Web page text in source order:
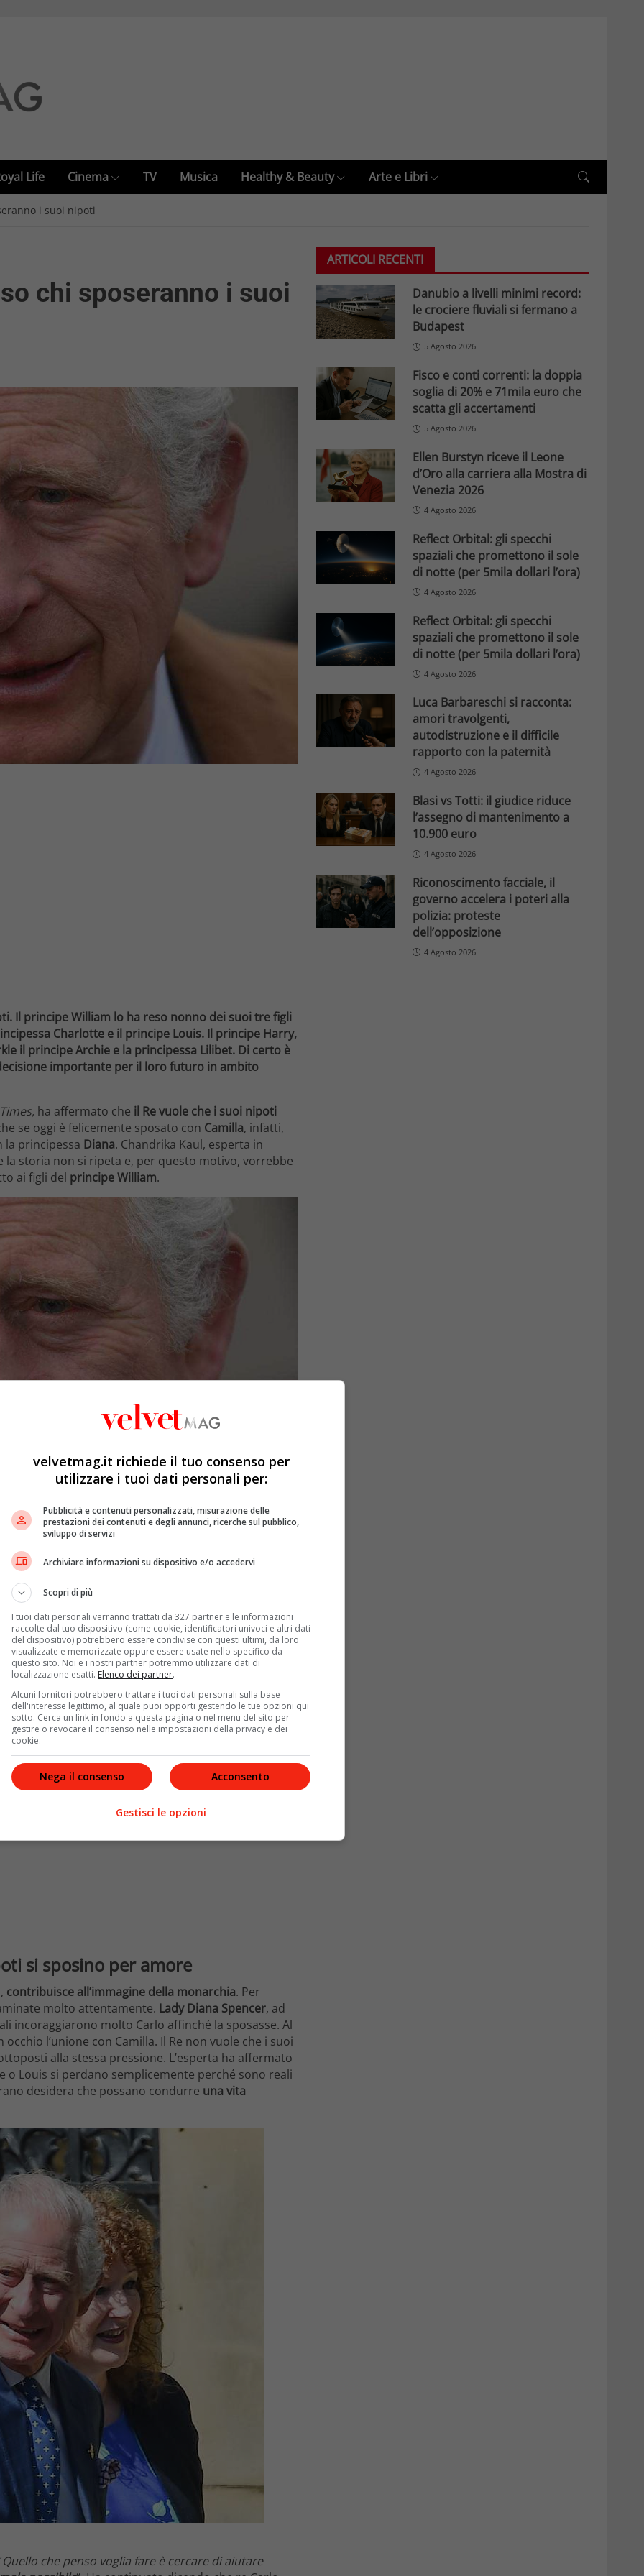
Life Cinema TV Musica Healthy & Beauty Arte e Libri
i suoi nipoti
chi sposeranno i suoi
Il principe William lo ha reso nonno dei suoi tre figli
Charlotte e il principe Louis. Il principe Harry,
il principe Archie e la principessa Lilibet. Di certo è
importante per il loro futuro in ambito
ha affermato che il Re vuole che i suoi nipoti
se oggi è felicemente sposato con Camilla, infatti,
la principessa Diana. Chandrika Kaul, esperta in
storia non si ripeta e, per questo motivo, vorrebbe
ai figli del principe William.
sui matrimoni reali, che devono esseresempre
rifiutare alcune unioni all’interno della sua
incontrò e si innamorò di Camilla Shand negli Anni
la principessa Diana e Andrew Parker
nulla di buono e i due continuarono ad avere
Carlo III, dunque,sarebbe determinato ad evitare per i
si sposino per amore
contribuisce all’immagine della monarchia. Per
molto attentamente. Lady Diana Spencer, ad
incoraggiarono molto Carlo affinché la sposasse. Al
l’unione con Camilla. Il Re non vuole che i suoi
alla stessa pressione. L’esperta ha affermato
o Louis si perdano semplicemente perché sono reali
desidera che possano condurre una vita
Quello che penso voglia fare è cercare di aiutare
ARTICOLI RECENTI
Danubio a livelli minimi record:
le crociere fluviali si fermano a
Budapest
5 Agosto 2026
Fisco e conti correnti: la doppia
soglia di 20% e 71mila euro che
scatta gli accertamenti
5 Agosto 2026
Ellen Burstyn riceve il Leone
d’Oro alla carriera alla Mostra di
Venezia 2026
4 Agosto 2026
Reflect Orbital: gli specchi
spaziali che promettono il sole
di notte (per 5mila dollari l’ora)
4 Agosto 2026
Reflect Orbital: gli specchi
spaziali che promettono il sole
di notte (per 5mila dollari l’ora)
4 Agosto 2026
Luca Barbareschi si racconta:
amori travolgenti,
autodistruzione e il difficile
rapporto con la paternità
4 Agosto 2026
Blasi vs Totti: il giudice riduce
l’assegno di mantenimento a
10.900 euro
4 Agosto 2026
Riconoscimento facciale, il
governo accelera i poteri alla
polizia: proteste
dell’opposizione
4 Agosto 2026
velvetmag.it richiede il tuo consenso per
utilizzare i tuoi dati personali per:
Pubblicità e contenuti personalizzati, misurazione delle
prestazioni dei contenuti e degli annunci, ricerche sul pubblico,
sviluppo di servizi
Archiviare informazioni su dispositivo e/o accedervi
Scopri di più
I tuoi dati personali verranno trattati da 327 partner e le informazioni
raccolte dal tuo dispositivo (come cookie, identificatori univoci e altri dati
del dispositivo) potrebbero essere condivise con questi ultimi, da loro
visualizzate e memorizzate oppure essere usate nello specifico da
questo sito. Noi e i nostri partner potremmo utilizzare dati di
localizzazione esatti. Elenco dei partner.
Alcuni fornitori potrebbero trattare i tuoi dati personali sulla base
dell'interesse legittimo, al quale puoi opporti gestendo le tue opzioni qui
sotto. Cerca un link in fondo a questa pagina o nel menu del sito per
gestire o revocare il consenso nelle impostazioni della privacy e dei
cookie.
Acconsento
Nega il consenso
Gestisci le opzioni